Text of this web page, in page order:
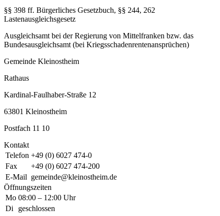
§§ 398 ff. Bürgerliches Gesetzbuch, §§ 244, 262
Lastenausgleichsgesetz
Ausgleichsamt bei der Regierung von Mittelfranken bzw. das
Bundesausgleichsamt (bei Kriegsschadenrentenansprüchen)
Gemeinde Kleinostheim
Rathaus
Kardinal-Faulhaber-Straße 12
63801 Kleinostheim
Postfach 11 10
Kontakt
Telefon +49 (0) 6027 474-0
Fax
+49 (0) 6027 474-200
E-Mail gemeinde@kleinostheim.de
Öffnungszeiten
Mo 08:00 – 12:00 Uhr
Di
geschlossen